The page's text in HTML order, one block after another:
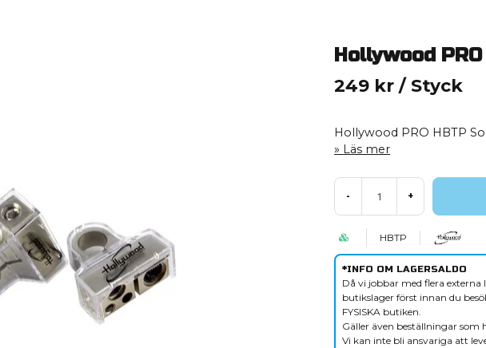
Hollywood PRO
249 kr / Styck
Hollywood PRO HBTP
Läs mer
- +
HBTP
*INFO OM LAGERSALDO
Då vi jobbar med flera
butikslager först innan du
FYSISKA butiken.
Gäller även beställningar som
Vi kan inte bli ansvariga att